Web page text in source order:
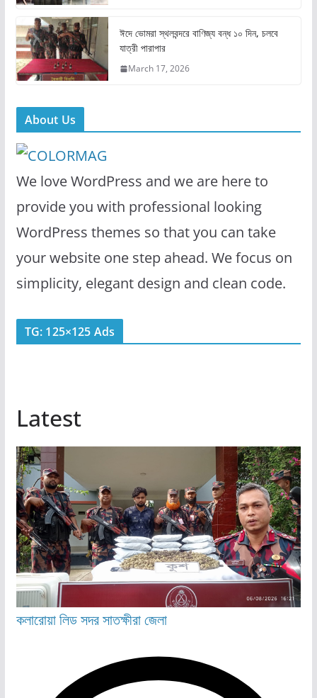
ঈদে ভোমরা স্থলবন্দরে বাণিজ্য বন্ধ ১০ দিন, চলবে
যাত্রী পারাপার
March 17, 2026
About Us
We love WordPress and we are here to
provide you with professional looking
WordPress themes so that you can take
your website one step ahead. We focus on
simplicity, elegant design and clean code.
TG: 125×125 Ads
Latest
কলারোয়ালিডসদরসাতক্ষীরা জেলা